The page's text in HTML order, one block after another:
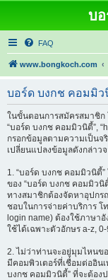
บ
FAQ
www.bongkoch.com
บอร์ด บงกช คอมมิว
ในขั้นตอนการสมัครสมาชิก โ
“บอร์ด บงกช คอมมิวนิตี้”,
กรอกข้อมูลตามความเป็นจ
เปลี่ยนแปลงข้อมูลดังกล่าว
1. “บอร์ด บงกช คอมมิวนิตี้
ของ “บอร์ด บงกช คอมมิว
ทางสมาชิกต้องจัดหาอุปกร
ชอบในการจ่ายค่าบริการ โ
login name) ต้องใช้ภาษา
ใช้ได้เฉพาะตัวอักษร a-z,
2. ไม่ว่าท่านจะอยู่มุมไหนข
มีคอมพิวเตอร์ที่เชื่อมต่ออิน
บงกช คอมมิวนิตี้” ที่จะต้อง